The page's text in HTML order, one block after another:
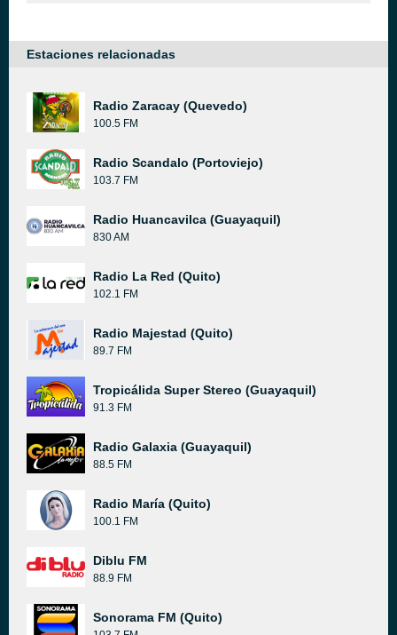
Estaciones relacionadas
Radio Zaracay (Quevedo)
100.5 FM
Radio Scandalo (Portoviejo)
103.7 FM
Radio Huancavilca (Guayaquil)
830 AM
Radio La Red (Quito)
102.1 FM
Radio Majestad (Quito)
89.7 FM
Tropicálida Super Stereo (Guayaquil)
91.3 FM
Radio Galaxia (Guayaquil)
88.5 FM
Radio María (Quito)
100.1 FM
Diblu FM
88.9 FM
Sonorama FM (Quito)